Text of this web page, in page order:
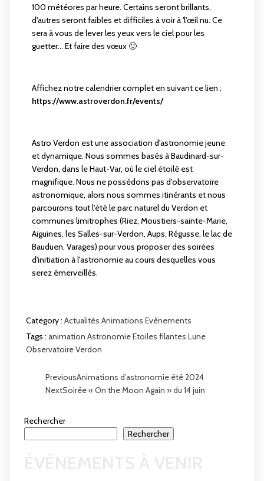
100 météores par heure. Certains seront brillants,
d'autres seront faibles et difficiles à voir à 'l'œil nu. Ce
sera à vous de lever les yeux vers le ciel pour les
guetter... Et faire des vœux 🙂
Affichez notre calendrier complet en suivant ce lien :
https://www.astroverdon.fr/events/
Astro Verdon est une association d'astronomie jeune
et dynamique. Nous sommes basés à Baudinard-sur-
Verdon, dans le Haut-Var, où le ciel étoilé est
magnifique. Nous ne possédons pas d'observatoire
astronomique, alors nous sommes itinérants et nous
parcourons tout l'été le parc naturel du Verdon et
communes limitrophes (Riez, Moustiers-sainte-Marie,
Aiguines, les Salles-sur-Verdon, Aups, Régusse, le lac de
Bauduen, Varages) pour vous proposer des soirées
d'initiation à l'astronomie au cours desquelles vous
serez émerveillés.
Category : Actualités Animations Evènements
Tags : animation AstronomieEtoiles filantes Lune
ObservatoireVerdon
PreviousAnimations d’astronomie été 2024
NextSoirée « On the Moon Again » du 14 juin
Rechercher
Rechercher